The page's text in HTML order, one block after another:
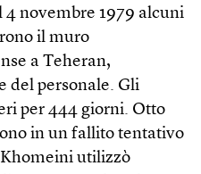
novembre 1979 alcuni
il muro
a Teheran,
del personale. Gli
per 444 giorni. Otto
in un fallito tentativo
utilizzò